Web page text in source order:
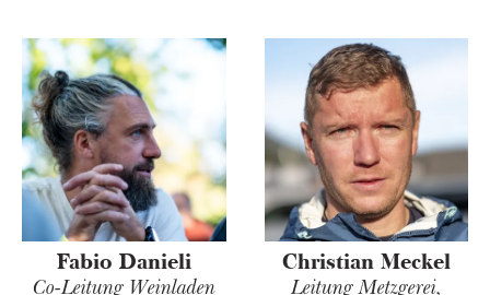
Fabio Danieli
Co-Leitung Weinladen
Christian Meckel
Leitung Metzgerei,